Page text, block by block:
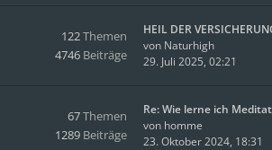
122Themen
4746 Beiträge
HEIL DER
von Naturhigh
29. Juli 2025, 02:21
67Themen
1289 Beiträge
Re: Wie lerne ich
von homme
23. Oktober 2024, 18:31